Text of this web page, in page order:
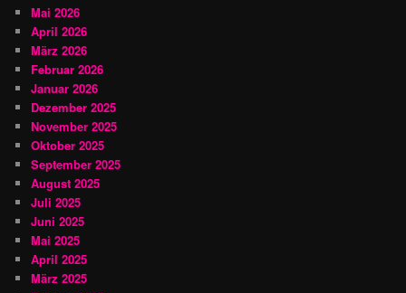
Mai 2026
April 2026
März 2026
Februar 2026
Januar 2026
Dezember 2025
November 2025
Oktober 2025
September 2025
August 2025
Juli 2025
Juni 2025
Mai 2025
April 2025
März 2025